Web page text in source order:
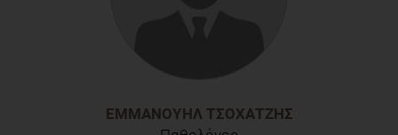
ΕΜΜΑΝΟΥΉΛ ΤΣΟΧΑΤΖΉΣ